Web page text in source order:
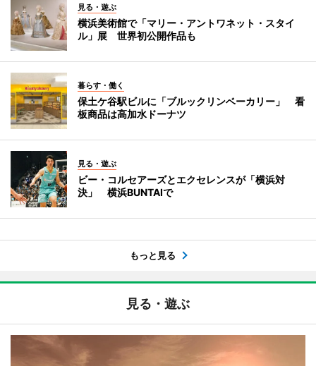
見る・遊ぶ
横浜美術館で「マリー・アントワネット・スタイ
ル」展 世界初公開作品も
暮らす・働く
保土ケ谷駅ビルに「ブルックリンベーカリー」 看
板商品は高加水ドーナツ
見る・遊ぶ
ビー・コルセアーズとエクセレンスが「横浜対
決」 横浜BUNTAIで
もっと見る
見る・遊ぶ